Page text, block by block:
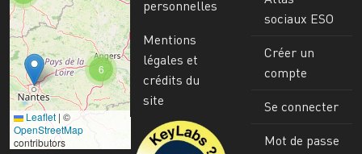
6
Leaflet | ©
OpenStreetMap
contributors
personnelles
Mentions
légales et
crédits du
site
Image
sociaux ESO
Créer un
compte
Se connecter
Mot de passe